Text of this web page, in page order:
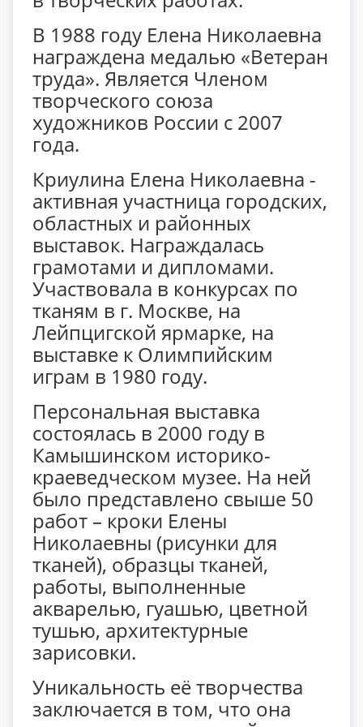
В 1988 году Елена Николаевна
награждена медалью «Ветеран
труда». Является Членом
творческого союза
художников России с 2007
года.
Криулина Елена Николаевна -
активная участница городских,
областных и районных
выставок. Награждалась
грамотами и дипломами.
Участвовала в конкурсах по
тканям в г. Москве, на
Лейпцигской ярмарке, на
выставке к Олимпийским
играм в 1980 году.
Персональная выставка
состоялась в 2000 году в
Камышинском историко-
краеведческом музее. На ней
было представлено свыше 50
работ – кроки Елены
Николаевны (рисунки для
тканей), образцы тканей,
работы, выполненные
акварелью, гуашью, цветной
тушью, архитектурные
зарисовки.
Уникальность её творчества
заключается в том, что она